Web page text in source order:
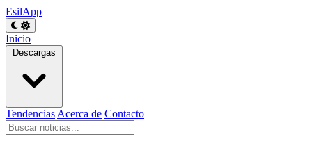
EsilApp
Inicio
Descargas
Tendencias Acerca de Contacto